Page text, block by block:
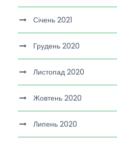
Січень 2021
Грудень 2020
Листопад 2020
Жовтень 2020
Липень 2020